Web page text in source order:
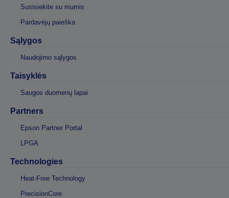
Susisiekite su mumis
Pardavėjų paieška
Sąlygos
Naudojimo sąlygos
Taisyklės
Saugos duomenų lapai
Partners
Epson Partner Portal
LPGA
Technologies
Heat-Free Technology
PrecisionCore